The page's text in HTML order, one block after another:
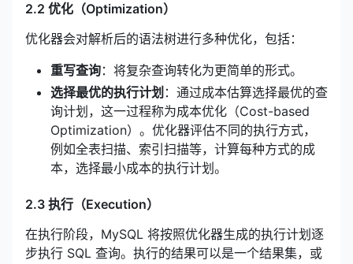
2.2 优化（Optimization）
优化器会对解析后的语法树进行多种优化，包括：
重写查询：将复杂查询转化为更简单的形式。
选择最优的执行计划 ：通过成本估算选择最优的查
询计划，这一过程称为成本优化（Cost-based
Optimization）。优化器评估不同的执行方式，
例如全表扫描、索引扫描等，计算每种方式的成
本，选择最小成本的执行计划。
2.3 执行（Execution）
在执行阶段，MySQL 将按照优化器生成的执行计划逐
步执行 SQL 查询。执行的结果可以是一个结果集，或